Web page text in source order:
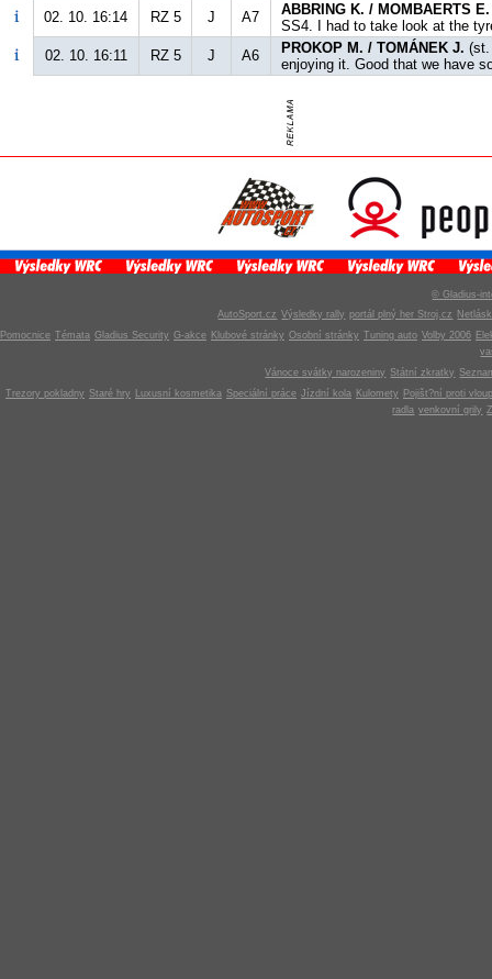
02. 10. 16:14
RZ 5 J A7 ABBRING K. / MOMBAERTS E.
SS4. I had to take look at the
02. 10. 16:11
RZ 5 J A6 PROKOP M. / TOMÁNEK J.
enjoying it. Good that we have
© Gladius-
AutoSport.cz Výsledky rally portál plný her Stroj.cz
Pomocnice Témata Gladius Security G-akce Klubové stránky Osobní stránky Tuning auto Volby 2006
Vánoce svátky narozeniny Státní zkratky
Trezory pokladny Staré hry Luxusní kosmetika Speciální práce Jízdní kola Kulomety
Pojišt?ní proti
radla venkovní grily